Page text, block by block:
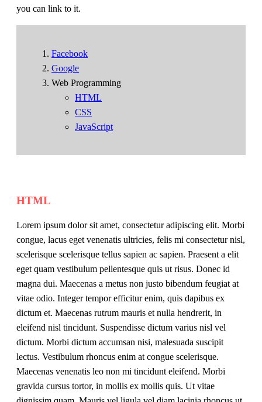
you can link to it.
Facebook
Google
Web Programming
HTML
CSS
JavaScript
HTML
Lorem ipsum dolor sit amet, consectetur adipiscing elit. Morbi
congue, lacus eget venenatis ultricies, felis mi consectetur nisl,
scelerisque scelerisque tellus sapien ac sapien. Praesent a elit
eget quam vestibulum pellentesque quis ut risus. Donec id
magna dui. Maecenas a metus non justo bibendum feugiat at
vitae odio. Integer tempor efficitur enim, quis dapibus ex
dictum et. Maecenas rutrum mauris et nulla hendrerit, in
eleifend nisl tincidunt. Suspendisse dictum varius nisl vel
dictum. Morbi dictum accumsan nisi, malesuada suscipit
lectus. Vestibulum rhoncus enim at congue scelerisque.
Maecenas venenatis leo non mi tincidunt eleifend. Morbi
gravida cursus tortor, in mollis ex mollis quis. Ut vitae